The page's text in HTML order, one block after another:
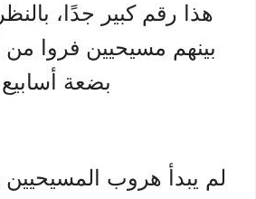
هذا رقم كبير جدًا،
بينهم مسيحيين فروا
بضعة
لم يبدأ هروب